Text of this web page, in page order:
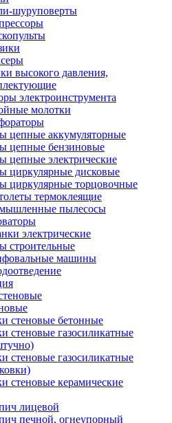
шуруповерты
высокого давления,
электроинструмента
молотки
цепные аккумуляторные
цепные бензиновые
цепные электрические
циркулярные дисковые
циркулярные торцовочные
термоклеящие
пылесосы
электрические
строительные
машины
стеновые бетонные
стеновые газосиликатные
стеновые газосиликатные
стеновые керамические
лицевой
печной, огнеупорный